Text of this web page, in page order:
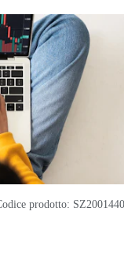
prodotto: